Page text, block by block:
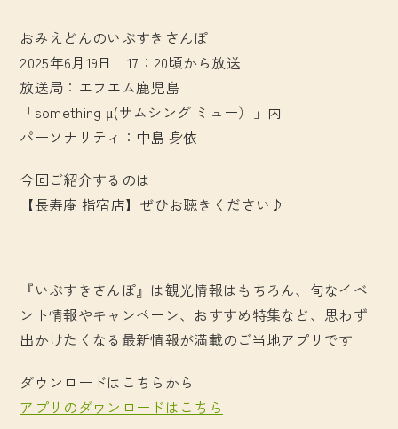
おみえどんのいぶすきさんぽ
2025年6月19日 17：20頃から放送
放送局：エフエム鹿児島
「something μ(サムシング ミュー）」内
パーソナリティ：中島 身依
今回ご紹介するのは
【長寿庵 指宿店】ぜひお聴きください♪
『いぶすきさんぽ』は観光情報はもちろん、旬なイベ
ント情報やキャンペーン、おすすめ特集など、思わず
出かけたくなる最新情報が満載のご当地アプリです
ダウンロードはこちらから
アプリのダウンロードはこちら